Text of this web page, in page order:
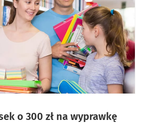
o 300 zł na wyprawkę